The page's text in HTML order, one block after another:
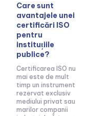
Care sunt
avantajele unei
certificări ISO
pentru
instituțiile
publice?
Certificarea ISO nu
mai este de mult
timp un instrument
rezervat exclusiv
mediului privat sau
marilor companii